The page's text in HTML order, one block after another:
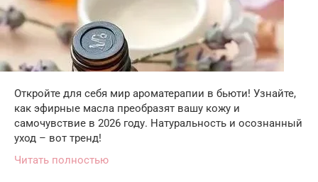
Откройте для себя мир ароматерапии в бьюти! Узнайте,
как эфирные масла преобразят вашу кожу и
самочувствие в 2026 году. Натуральность и осознанный
уход – вот тренд!
Читать полностью